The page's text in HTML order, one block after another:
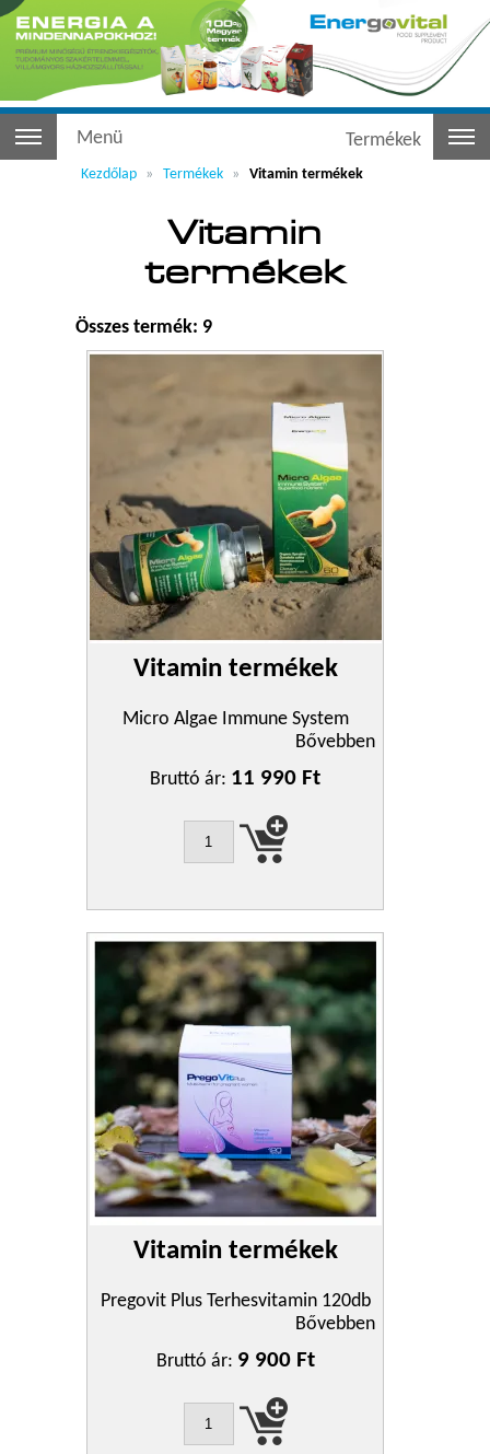
Termékek
Menü
Kezdőlap Termékek Vitamin termékek
Vitamin
termékek
Összes termék: 9
Vitamin termékek
Micro Algae Immune System
Bővebben
Bruttó ár: 11 990 Ft
Vitamin termékek
Pregovit Plus Terhesvitamin 120db
Bővebben
Bruttó ár: 9 900 Ft